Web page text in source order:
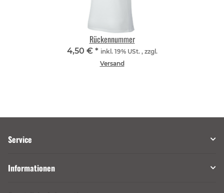
Rückennummer
4,50 € * inkl. 19% USt. , zzgl.
Versand
Service
Informationen